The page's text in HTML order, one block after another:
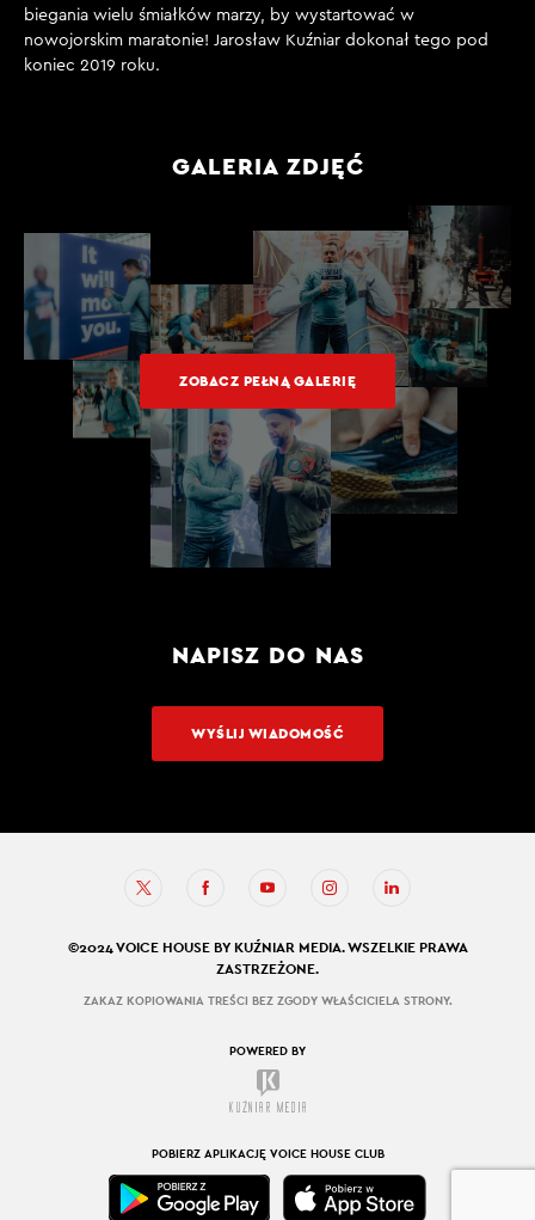
biegania wielu śmiałków marzy, by wystartować w
nowojorskim maratonie! Jarosław Kuźniar dokonał tego pod
koniec 2019 roku.
GALERIA ZDJĘĆ
ZOBACZ PEŁNĄ GALERIĘ
NAPISZ DO NAS
WYŚLIJ WIADOMOŚĆ
©2024 VOICE HOUSE BY KUŹNIAR MEDIA. WSZELKIE PRAWA
ZASTRZEŻONE.
ZAKAZ KOPIOWANIA TREŚCI BEZ ZGODY WŁAŚCICIELA STRONY.
POWERED BY
POBIERZ APLIKACJĘ VOICE HOUSE CLUB